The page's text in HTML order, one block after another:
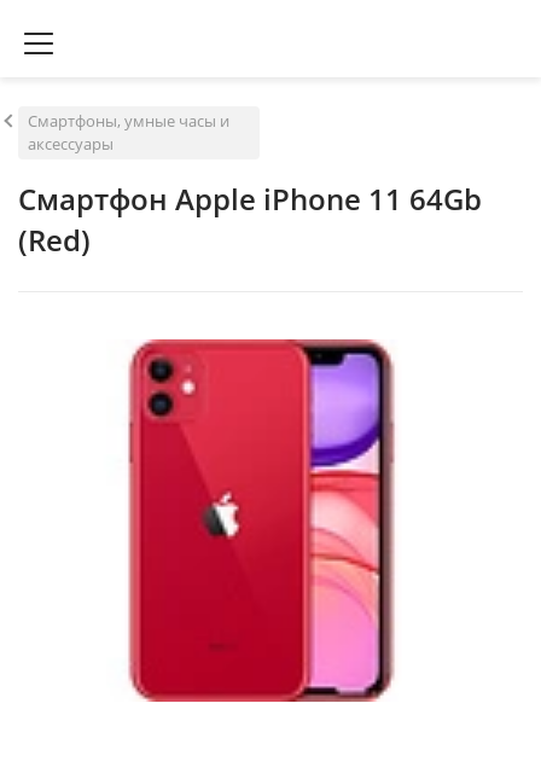
Смартфоны, умные часы и
аксессуары
Смартфон Apple iPhone 11 64Gb
(Red)